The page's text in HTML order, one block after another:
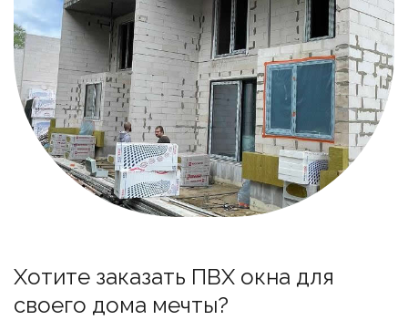
Хотите заказать ПВХ окна для
своего дома мечты?